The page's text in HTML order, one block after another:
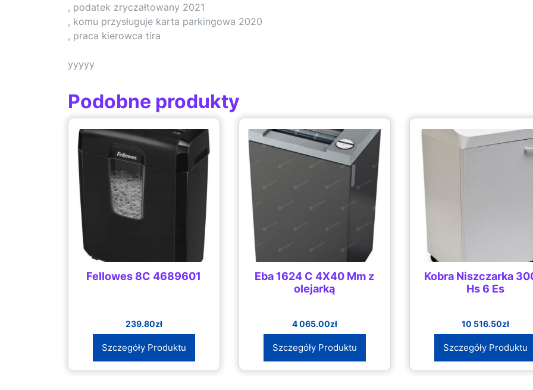
, podatek zryczałtowany 2021
, komu przysługuje karta parkingowa 2020
, praca kierowca tira
yyyyy
Podobne produkty
Fellowes 8C 4689601
239.80zł
Szczegóły Produktu
Eba 1624 C 4X40 Mm z
olejarką
4 065.00zł
Szczegóły Produktu
Kobra Niszczarka
Hs 6 Es
10 516.50zł
Szczegóły Produktu